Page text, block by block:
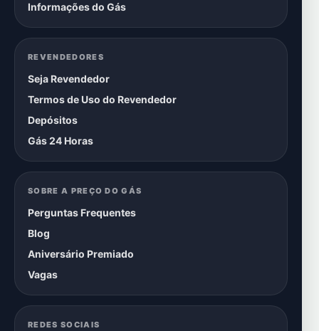
Informações do Gás
REVENDEDORES
Seja Revendedor
Termos de Uso do Revendedor
Depósitos
Gás 24 Horas
SOBRE A PREÇO DO GÁS
Perguntas Frequentes
Blog
Aniversário Premiado
Vagas
REDES SOCIAIS